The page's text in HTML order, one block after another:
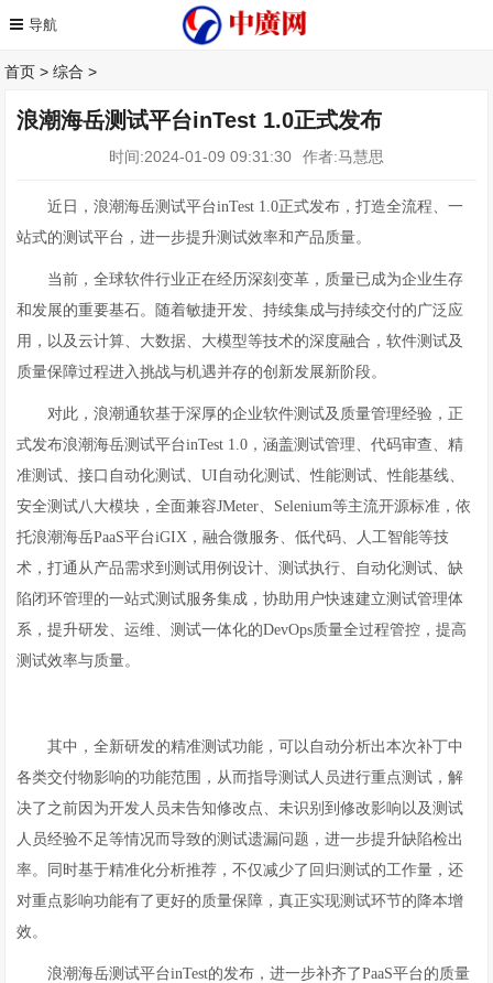
首页 >综合 >
浪潮海岳测试平台inTest 1.0正式发布
时间:2024-01-09 09:31:30 作者:马慧思
近日，浪潮海岳测试平台inTest 1.0正式发布，打造全流程、一
站式的测试平台，进一步提升测试效率和产品质量。
当前，全球软件行业正在经历深刻变革，质量已成为企业生存
和发展的重要基石。随着敏捷开发、持续集成与持续交付的广泛应
用，以及云计算、大数据、大模型等技术的深度融合，软件测试及
质量保障过程进入挑战与机遇并存的创新发展新阶段。
对此，浪潮通软基于深厚的企业软件测试及质量管理经验，正
式发布浪潮海岳测试平台inTest 1.0，涵盖测试管理、代码审查、精
准测试、接口自动化测试、UI自动化测试、性能测试、性能基线、
安全测试八大模块，全面兼容JMeter、Selenium等主流开源标准，依
托浪潮海岳PaaS平台iGIX，融合微服务、低代码、人工智能等技
术，打通从产品需求到测试用例设计、测试执行、自动化测试、缺
陷闭环管理的一站式测试服务集成，协助用户快速建立测试管理体
系，提升研发、运维、测试一体化的DevOps质量全过程管控，提高
测试效率与质量。
其中，全新研发的精准测试功能，可以自动分析出本次补丁中
各类交付物影响的功能范围，从而指导测试人员进行重点测试，解
决了之前因为开发人员未告知修改点、未识别到修改影响以及测试
人员经验不足等情况而导致的测试遗漏问题，进一步提升缺陷检出
率。同时基于精准化分析推荐，不仅减少了回归测试的工作量，还
对重点影响功能有了更好的质量保障，真正实现测试环节的降本增
效。
浪潮海岳测试平台inTest的发布，进一步补齐了PaaS平台的质量